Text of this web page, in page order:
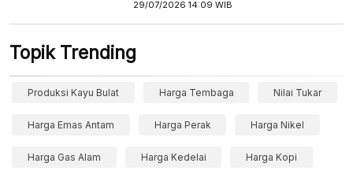
29/07/2026 14:09 WIB
Topik Trending
Produksi Kayu Bulat Harga Tembaga Nilai Tukar
Harga Emas Antam Harga Perak Harga Nikel
Harga Gas Alam Harga Kedelai Harga Kopi